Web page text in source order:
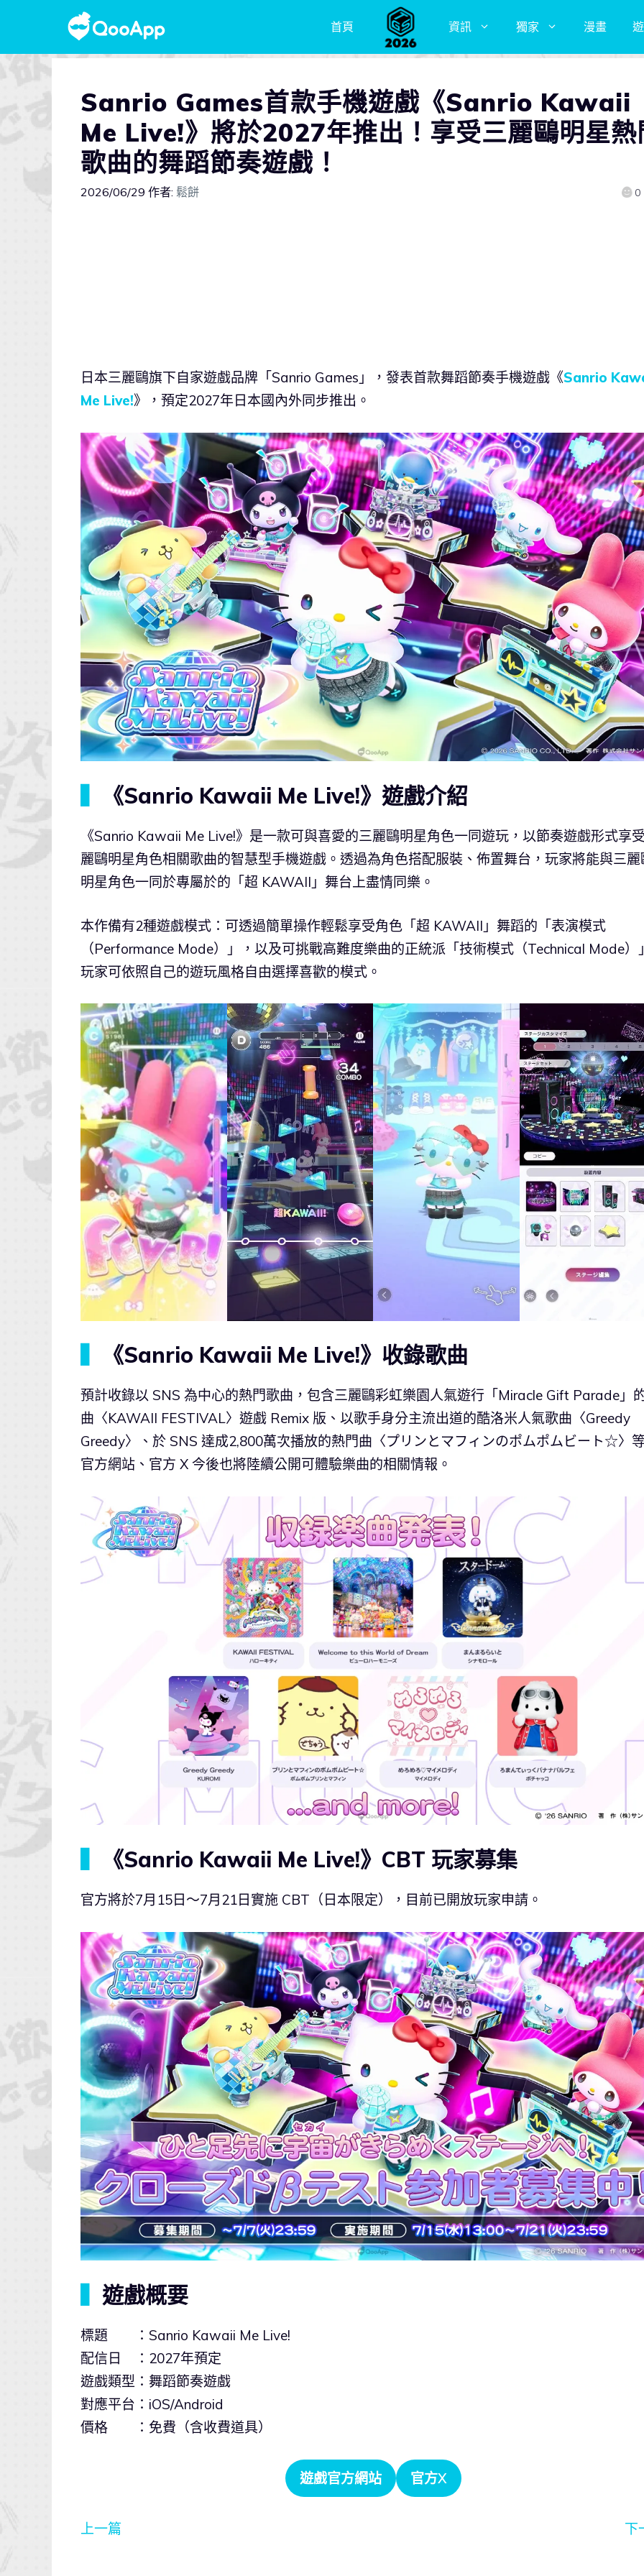
首頁 資訊 獨家 漫畫
Sanrio Games首款手機遊戲《Sanrio Kawaii
Me Live!》將於2027年推出！享受三麗鷗明星熱
歌曲的舞蹈節奏遊戲！
2026/06/29 作者: 鬆餅 0
日本三麗鷗旗下自家遊戲品牌「Sanrio Games」，發表首款舞蹈節奏手機遊戲《Sanrio
Me Live!》，預定2027年日本國內外同步推出。
《Sanrio Kawaii Me Live!》遊戲介紹
《Sanrio Kawaii Me Live!》是一款可與喜愛的三麗鷗明星角色一同遊玩，以節奏遊戲形式享
麗鷗明星角色相關歌曲的智慧型手機遊戲。透過為角色搭配服裝、佈置舞台，玩家將能與三麗
明星角色一同於專屬於的「超 KAWAII」舞台上盡情同樂。
本作備有2種遊戲模式：可透過簡單操作輕鬆享受角色「超 KAWAII」舞蹈的「表演模式
（Performance Mode）」，以及可挑戰高難度樂曲的正統派「技術模式（Technical Mode）
玩家可依照自己的遊玩風格自由選擇喜歡的模式。
《Sanrio Kawaii Me Live!》收錄歌曲
預計收錄以 SNS 為中心的熱門歌曲，包含三麗鷗彩虹樂園人氣遊行「Miracle Gift Parade」
曲〈KAWAII FESTIVAL〉遊戲 Remix 版、以歌手身分主流出道的酷洛米人氣歌曲〈Greedy
Greedy〉、於 SNS 達成2,800萬次播放的熱門曲〈プリンとマフィンのポムポムビート☆〉
官方網站、官方 X 今後也將陸續公開可體驗樂曲的相關情報。
《Sanrio Kawaii Me Live!》CBT 玩家募集
官方將於7月15日～7月21日實施 CBT（日本限定），目前已開放玩家申請。
遊戲概要
標題 ：Sanrio Kawaii Me Live!
配信日 ：2027年預定
遊戲類型：舞蹈節奏遊戲
對應平台：iOS/Android
價格 ：免費（含收費道具）
遊戲官方網站 官方X
上一篇 下